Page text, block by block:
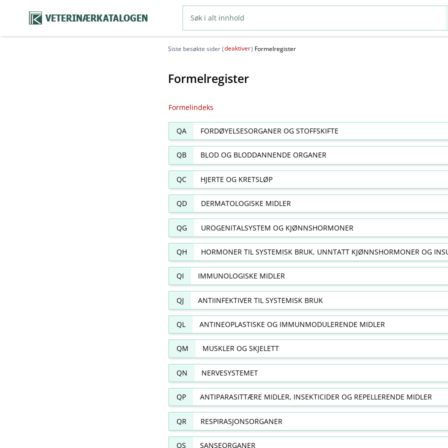
VETERINÆRKATALOGEN
Siste besøkte sider (deaktiver) Formelregister
Formelregister
Formelindeks
QA FORDØYELSESORGANER OG STOFFSKIFTE
QB BLOD OG BLODDANNENDE ORGANER
QC HJERTE OG KRETSLØP
QD DERMATOLOGISKE MIDLER
QG UROGENITALSYSTEM OG KJØNNSHORMONER
QH HORMONER TIL SYSTEMISK BRUK, UNNTATT KJØNNSHORMONER OG
QI IMMUNOLOGISKE MIDLER
QJ ANTIINFEKTIVER TIL SYSTEMISK BRUK
QL ANTINEOPLASTISKE OG IMMUNMODULERENDE MIDLER
QM MUSKLER OG SKJELETT
QN NERVESYSTEMET
QP ANTIPARASITTÆRE MIDLER, INSEKTICIDER OG REPELLERENDE MIDLER
QR RESPIRASJONSORGANER
QS SANSEORGANER